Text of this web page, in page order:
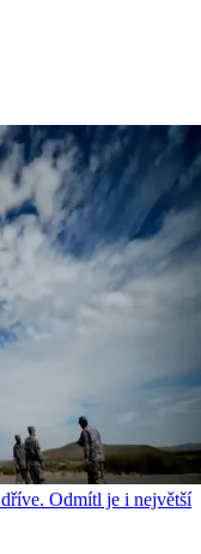
Odmítl je i největší